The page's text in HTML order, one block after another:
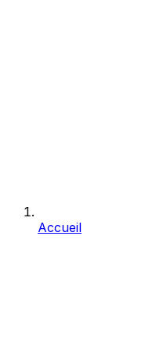
Accueil